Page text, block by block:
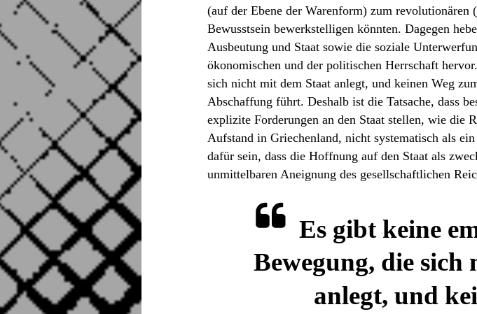
(auf der Ebene der Warenform) zum
Bewusstsein bewerkstelligen könnten. Dagegen
Ausbeutung und Staat sowie die soziale
ökonomischen und der politischen Herrschaft
sich nicht mit dem Staat anlegt, und keinen Weg
Abschaffung führt. Deshalb ist die Tatsache, dass
explizite Forderungen an den Staat stellen, wie die
Aufstand in Griechenland, nicht systematisch als
dafür sein, dass die Hoffnung auf den Staat als
unmittelbaren Aneignung des gesellschaftlichen
Es gibt keine
Bewegung, die
anlegt, und